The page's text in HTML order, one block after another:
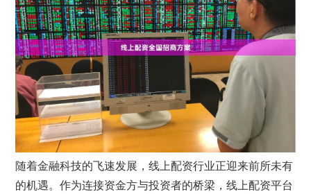
随着金融科技的飞速发展，线上配资行业正迎来前所未有
的机遇。作为连接资金方与投资者的桥梁，线上配资平台